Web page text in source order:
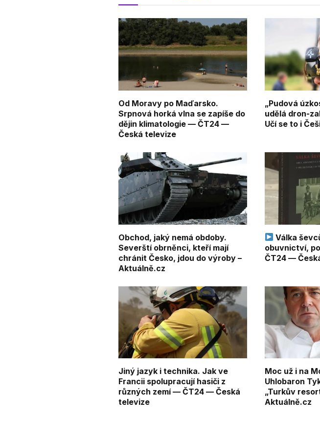
Od Moravy po Maďarsko.
Srpnová horká vlna se zapíše do
dějin klimatologie — ČT24 —
Česká televize
„Pudová
udělá dron-
Učí se to i
Obchod, jaký nemá obdoby.
Severští obrněnci, kteří mají
chránit Česko, jdou do výroby –
Aktuálně.cz
Válka
obuvnictví,
ČT24 —
Jiný jazyk i technika. Jak ve
Francii spolupracují hasiči z
různých zemí — ČT24 — Česká
televize
Moc už i na
Uhlobaron
„Turkův
Aktuálně.cz